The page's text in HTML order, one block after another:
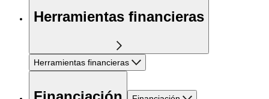
Herramientas financieras
Herramientas financieras